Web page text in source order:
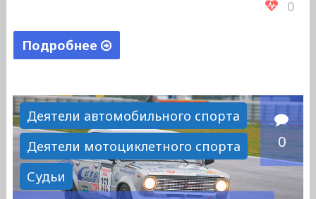
0
Подробнее
Васильевич"
Деятели автомобильного спорта
Деятели мотоциклетного спорта
Судьи
0